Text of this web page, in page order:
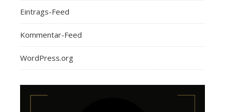
Eintrags-Feed
Kommentar-Feed
WordPress.org